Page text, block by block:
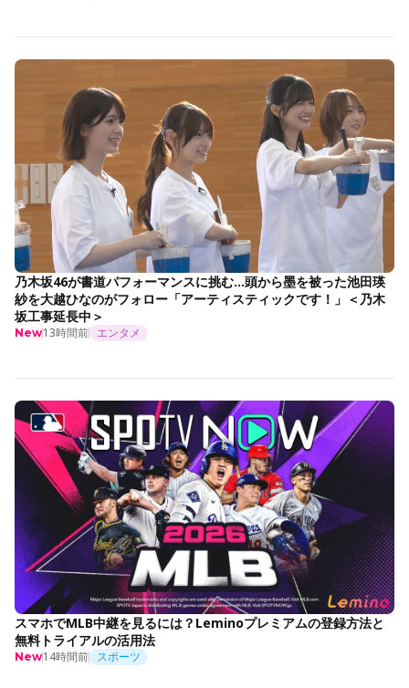
乃木坂46が書道パフォーマンスに挑む…頭から墨を被った池田瑛
紗を大越ひなのがフォロー「アーティスティックです！」＜乃木
坂工事延長中＞
New13時間前 エンタメ
スマホでMLB中継を見るには？Leminoプレミアムの登録方法と
無料トライアルの活用法
New14時間前 スポーツ